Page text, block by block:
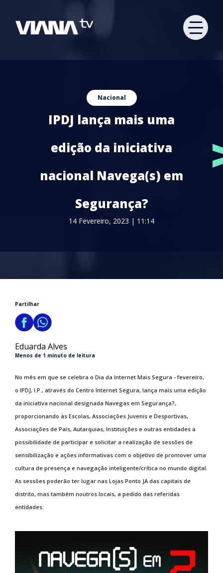
Nacional
IPDJ lança mais uma
edição da iniciativa
nacional Navega(s) em
Segurança?
14 Fevereiro, 2023 | 11:14
Partilhar
Eduarda Alves
Menos de 1 minuto de leitura
No mês em que se celebra o Dia da Internet Mais Segura - fevereiro,
o IPDJ, I.P., através do Centro Internet Segura, lança mais uma edição
da iniciativa nacional designada Navegas em Segurança?,
proporcionando às Escolas, Associações Juvenis e Desportivas,
Associações de Pais, Autarquias, Instituições e outras entidades a
possibilidade de participar e solicitar a realização de sessões de
sensibilização e ações informativas com o objetivo de promover uma
cultura de presença e navegação inteligente/crítica no mundo digital.
As sessões poderão ter lugar nas Lojas Ponto JA das capitais de
distrito, mas também noutros locais, a pedido das referidas
entidades.